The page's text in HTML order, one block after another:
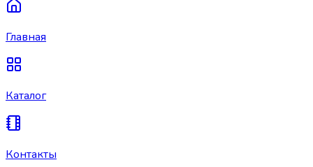
Главная
Каталог
Контакты